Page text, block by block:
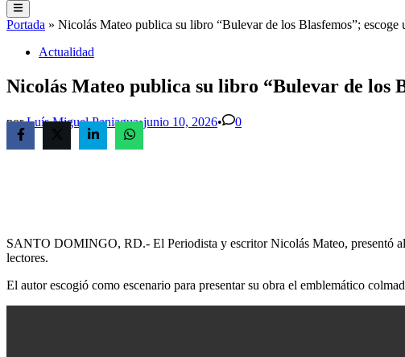
Menú
principal
Portada » Nicolás Mateo publica su libro “Bulevar de los Blasfemos”; escoge
PublicadoActualidad
Nicolás Mateo publica su libro “Bulevar de los
porLuís Miguel Paniagua•junio 10, 2026• 0
SANTO DOMINGO, RD.- El Periodista y escritor Nicolás Mateo, presentó
lectores.
El autor escogió como escenario para presentar su obra el emblemático